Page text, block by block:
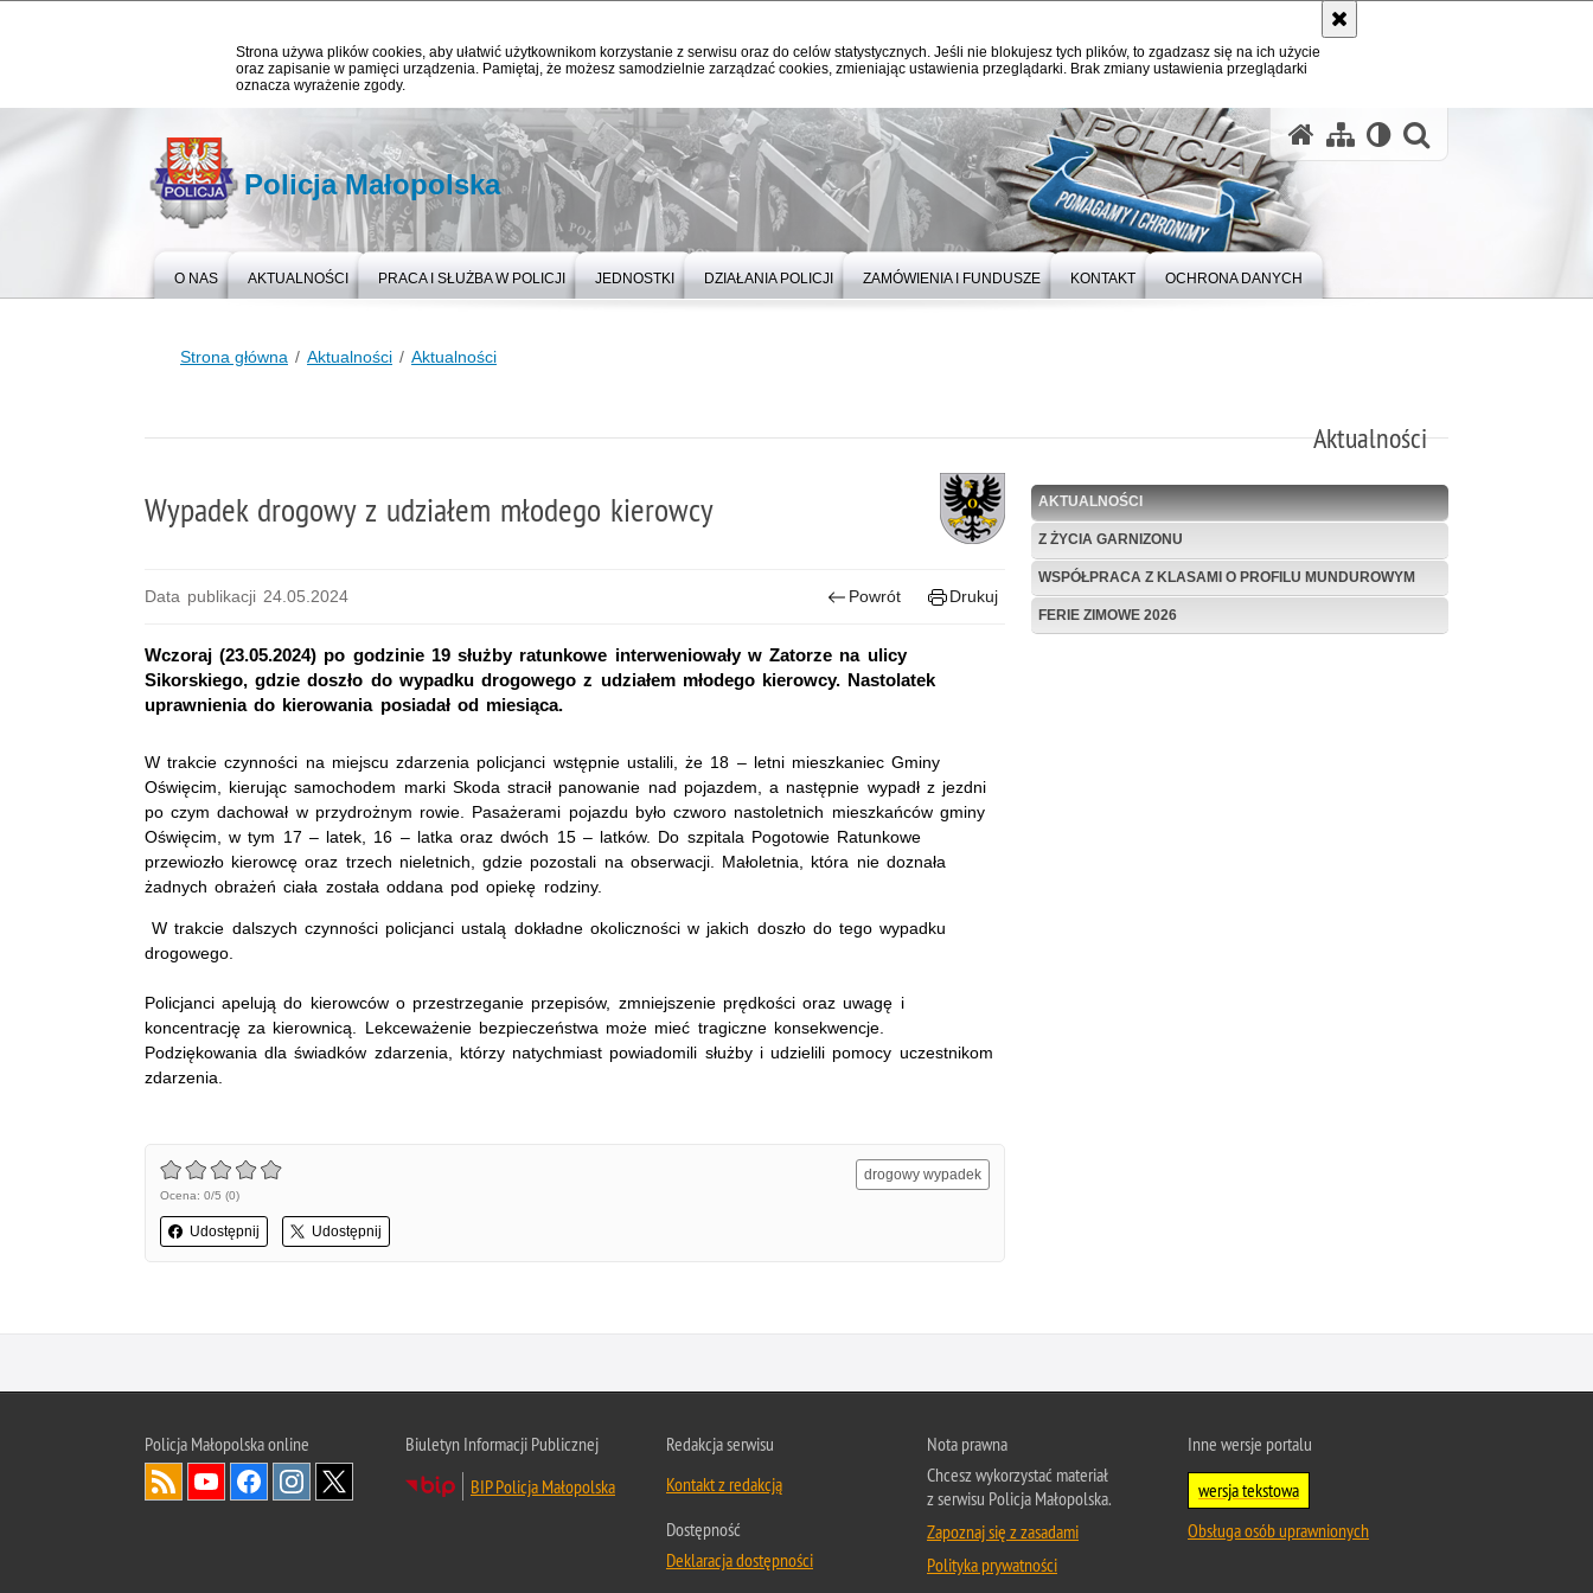
Strona używa plików cookies, aby ułatwić użytkownikom korzystanie z serwisu oraz do celów statystycznych. Jeśli nie blokujesz tych plików, to zgadzasz się na ich użycie
oraz zapisanie w pamięci urządzenia. Pamiętaj, że możesz samodzielnie zarządzać cookies, zmieniając ustawienia przeglądarki. Brak zmiany ustawienia przeglądarki
oznacza wyrażenie zgody.
Policja Małopolska
O NAS AKTUALNOŚCI PRACA I SŁUŻBA W POLICJI JEDNOSTKI DZIAŁANIA POLICJI ZAMÓWIENIA I FUNDUSZE KONTAKT OCHRONA DANYCH
Strona główna Aktualności Aktualności
Aktualności
Wypadek drogowy z udziałem młodego kierowcy
Data publikacji 24.05.2024 Powrót Drukuj
Wczoraj (23.05.2024) po godzinie 19 służby ratunkowe interweniowały w Zatorze na ulicy
Sikorskiego, gdzie doszło do wypadku drogowego z udziałem młodego kierowcy. Nastolatek
uprawnienia do kierowania posiadał od miesiąca.
W trakcie czynności na miejscu zdarzenia policjanci wstępnie ustalili, że 18 – letni mieszkaniec Gminy
Oświęcim, kierując samochodem marki Skoda stracił panowanie nad pojazdem, a następnie wypadł z jezdni
po czym dachował w przydrożnym rowie. Pasażerami pojazdu było czworo nastoletnich mieszkańców gminy
Oświęcim, w tym 17 – latek, 16 – latka oraz dwóch 15 – latków. Do szpitala Pogotowie Ratunkowe
przewiozło kierowcę oraz trzech nieletnich, gdzie pozostali na obserwacji. Małoletnia, która nie doznała
żadnych obrażeń ciała została oddana pod opiekę rodziny.
W trakcie dalszych czynności policjanci ustalą dokładne okoliczności w jakich doszło do tego wypadku
drogowego.
Policjanci apelują do kierowców o przestrzeganie przepisów, zmniejszenie prędkości oraz uwagę i
koncentrację za kierownicą. Lekceważenie bezpieczeństwa może mieć tragiczne konsekwencje.
Podziękowania dla świadków zdarzenia, którzy natychmiast powiadomili służby i udzielili pomocy uczestnikom
zdarzenia.
Ocena: 0/5 (0)
Udostępnij Udostępnij
drogowy wypadek
AKTUALNOŚCI
Z ŻYCIA GARNIZONU
WSPÓŁPRACA Z KLASAMI O PROFILU MUNDUROWYM
FERIE ZIMOWE 2026
Policja Małopolska online
Biuletyn Informacji Publicznej
BIP Policja Małopolska
Redakcja serwisu
Kontakt z redakcją
Dostępność
Deklaracja dostępności
Nota prawna
Chcesz wykorzystać materiał
z serwisu Policja Małopolska.
Zapoznaj się z zasadami
Polityka prywatności
Inne wersje portalu
wersja tekstowa
Obsługa osób uprawnionych